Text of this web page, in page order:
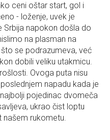
ceni oštar start, gol i
- loženje, uvek je
Srbija napokon došla do
na plasman na
se podrazumeva, već
dobili veliku utakmicu.
Ovoga puta nisu
napadu kada je
pojedinac dvomeča
ukrao čist loptu
našem rukometu.